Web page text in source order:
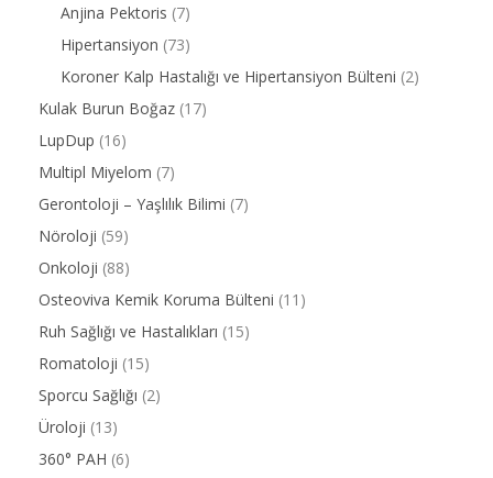
Anjina Pektoris (7)
Hipertansiyon (73)
Koroner Kalp Hastalığı ve Hipertansiyon Bülteni (2)
Kulak Burun Boğaz (17)
LupDup (16)
Multipl Miyelom (7)
Gerontoloji – Yaşlılık Bilimi (7)
Nöroloji (59)
Onkoloji (88)
Osteoviva Kemik Koruma Bülteni (11)
Ruh Sağlığı ve Hastalıkları (15)
Romatoloji (15)
Sporcu Sağlığı (2)
Üroloji (13)
360° PAH (6)